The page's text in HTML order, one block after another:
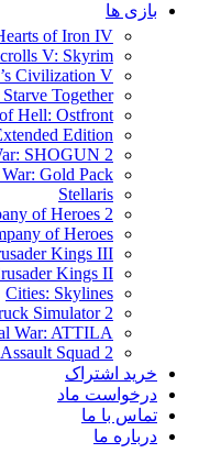
بازی ها
of Iron IV
V: Skyrim
Civilization V
Together
Hell: Ostfront
Edition
SHOGUN 2
Gold Pack
Stellaris
of Heroes 2
of Heroes
Kings III
Kings II
Cities: Skylines
Simulator 2
War: ATTILA
Squad 2
خرید اشتراک
درخواست ماد
تماس با ما
درباره ما